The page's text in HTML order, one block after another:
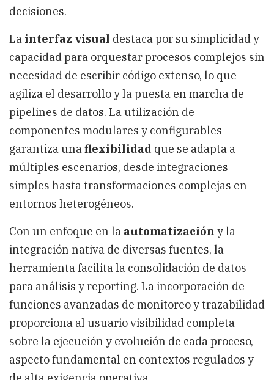
decisiones.
La interfaz visual destaca por su simplicidad y
capacidad para orquestar procesos complejos sin
necesidad de escribir código extenso, lo que
agiliza el desarrollo y la puesta en marcha de
pipelines de datos. La utilización de
componentes modulares y configurables
garantiza unaflexibilidad que se adapta a
múltiples escenarios, desde integraciones
simples hasta transformaciones complejas en
entornos heterogéneos.
Con un enfoque en la automatización y la
integración nativa de diversas fuentes, la
herramienta facilita la consolidación de datos
para análisis y reporting. La incorporación de
funciones avanzadas de monitoreo y trazabilidad
proporciona al usuario visibilidad completa
sobre la ejecución y evolución de cada proceso,
aspecto fundamental en contextos regulados y